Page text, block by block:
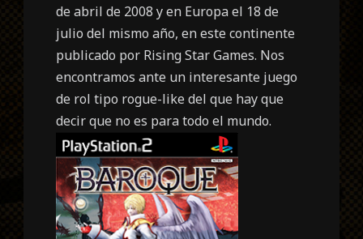
de abril de 2008 y en Europa el 18 de
julio del mismo año, en este continente
publicado por Rising Star Games. Nos
encontramos ante un interesante juego
de rol tipo rogue-like del que hay que
decir que no es para todo el mundo.